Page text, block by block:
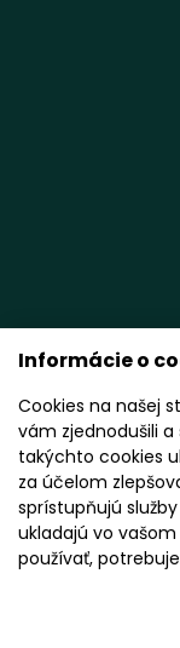
Informácie o
Cookies na našej
vám zjednodušili
takýchto cookies
za účelom
sprístupňujú
ukladajú vo
používať,